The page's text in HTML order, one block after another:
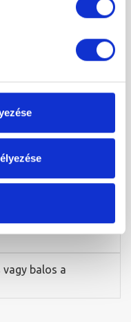
(16)
(13)
(1)
(1)
balos a